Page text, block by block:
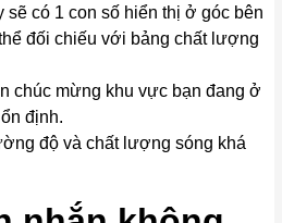
sẽ có 1 con số hiển thị ở góc bên
đối chiếu với bảng chất lượng
chúc mừng khu vực bạn đang ở
định.
độ và chất lượng sóng khá